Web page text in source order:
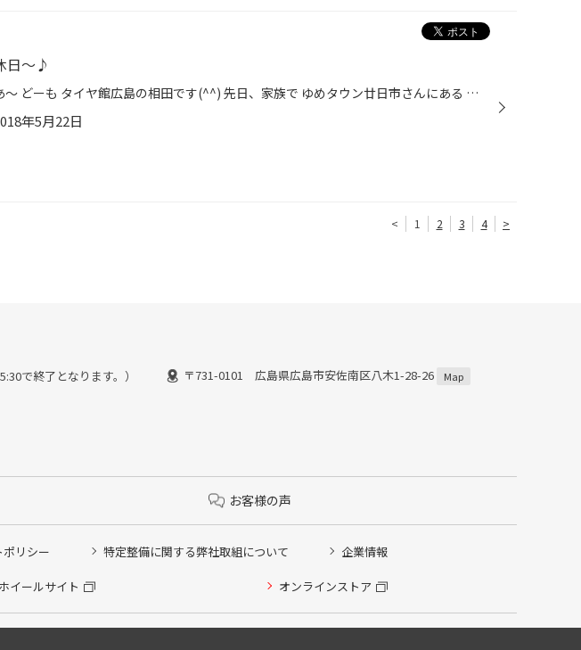
日〜♪
あ〜 どーも タイヤ館広島の相田です(^^) 先日、家族で ゆめタウン廿日市さんにある 「さぼてん」さんにて ご飯食べに行きました(ᵔᴥᵔ) 柔らかくて美味しいです！ ぜひ、オススメです(^^)
年5月22日
< 1 2 3 4 >
で終了となります。） 〒731-0101 広島県広島市安佐南区八木1-28-26 Map
お客様の声
ポリシー 特定整備に関する弊社取組について 企業情報
イールサイト オンラインストア